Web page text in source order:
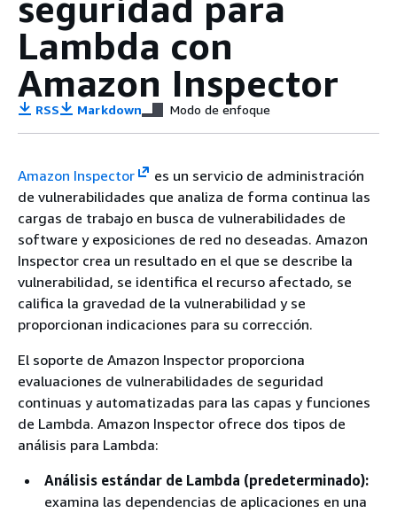
Lambda con
Amazon Inspector
RSS Markdown Modo de enfoque
Amazon Inspector
es un servicio de administración
de vulnerabilidades que analiza de forma continua las
cargas de trabajo en busca de vulnerabilidades de
software y exposiciones de red no deseadas. Amazon
Inspector crea un resultado en el que se describe la
vulnerabilidad, se identifica el recurso afectado, se
califica la gravedad de la vulnerabilidad y se
proporcionan indicaciones para su corrección.
El soporte de Amazon Inspector proporciona
evaluaciones de vulnerabilidades de seguridad
continuas y automatizadas para las capas y funciones
de Lambda. Amazon Inspector ofrece dos tipos de
análisis para Lambda:
Análisis estándar de Lambda (predeterminado):
examina las dependencias de aplicaciones en una